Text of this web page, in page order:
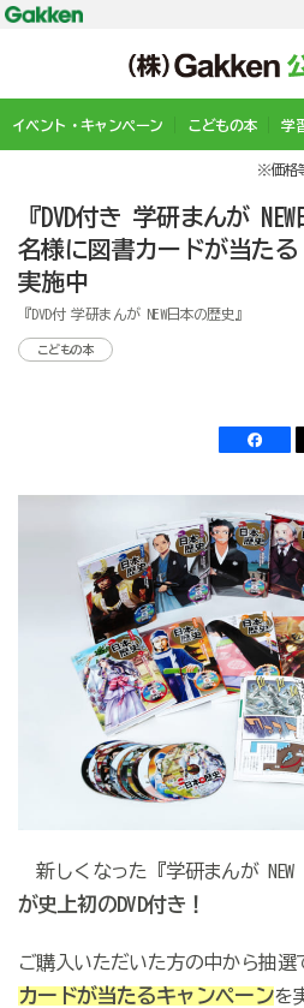
イベント・キャンペーン こどもの本 学
※価格
『DVD付き 学研まんが
名様に図書カードが当た
実施中
『DVD付 学研まんが NEW日本の歴史』
こどもの本
新しくなった『学研まんが NEW
が史上初のDVD付き！
ご購入いただいた方の中から抽選
カードが当たるキャンペーンを